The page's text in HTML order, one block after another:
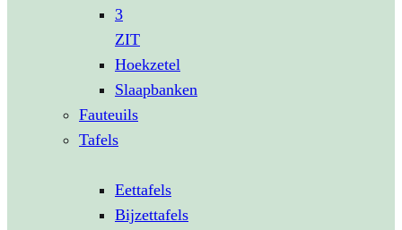
3
ZIT
Hoekzetel
Slaapbanken
Fauteuils
Tafels
Eettafels
Bijzettafels